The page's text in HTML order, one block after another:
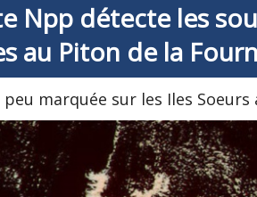
Npp détecte les
au Piton de la
marquée sur les Iles